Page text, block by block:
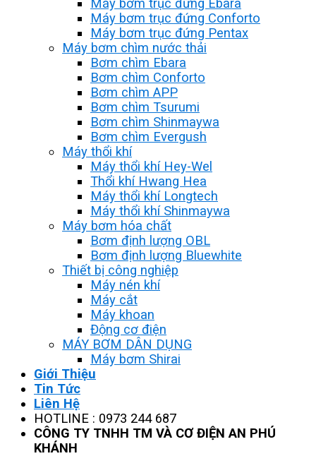
Máy bơm trục đứng Ebara
Máy bơm trục đứng Conforto
Máy bơm trục đứng Pentax
Máy bơm chìm nước thải
Bơm chìm Ebara
Bơm chìm Conforto
Bơm chìm APP
Bơm chìm Tsurumi
Bơm chìm Shinmaywa
Bơm chìm Evergush
Máy thổi khí
Máy thổi khí Hey-Wel
Thổi khí Hwang Hea
Máy thổi khí Longtech
Máy thổi khí Shinmaywa
Máy bơm hóa chất
Bơm định lượng OBL
Bơm định lượng Bluewhite
Thiết bị công nghiệp
Máy nén khí
Máy cắt
Máy khoan
Động cơ điện
MÁY BƠM DÂN DỤNG
Máy bơm Shirai
Giới Thiệu
Tin Tức
Liên Hệ
HOTLINE : 0973 244 687
CÔNG TY TNHH TM VÀ CƠ ĐIỆN AN PHÚ
KHÁNH